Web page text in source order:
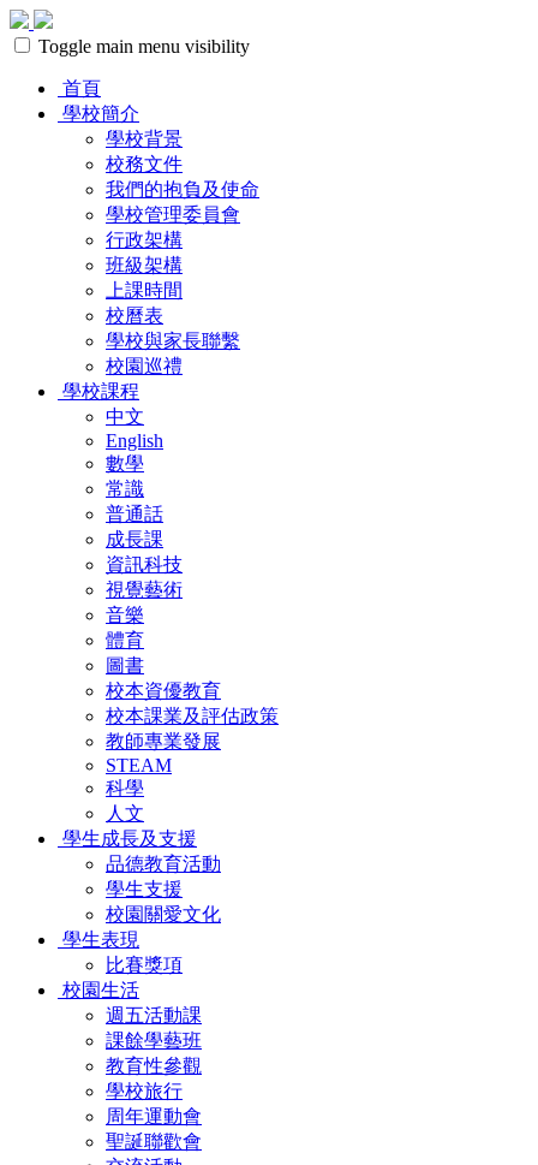
Toggle main menu visibility
首頁
學校簡介
學校背景
校務文件
我們的抱負及使命
學校管理委員會
行政架構
班級架構
上課時間
校曆表
學校與家長聯繫
校園巡禮
學校課程
中文
English
數學
常識
普通話
成長課
資訊科技
視覺藝術
音樂
體育
圖書
校本資優教育
校本課業及評估政策
教師專業發展
STEAM
科學
人文
學生成長及支援
品德教育活動
學生支援
校園關愛文化
學生表現
比賽獎項
校園生活
週五活動課
課餘學藝班
教育性參觀
學校旅行
周年運動會
聖誕聯歡會